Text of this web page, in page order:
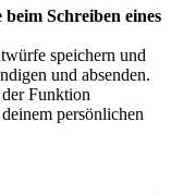
Schreiben eines
speichern und
und absenden.
Funktion
persönlichen